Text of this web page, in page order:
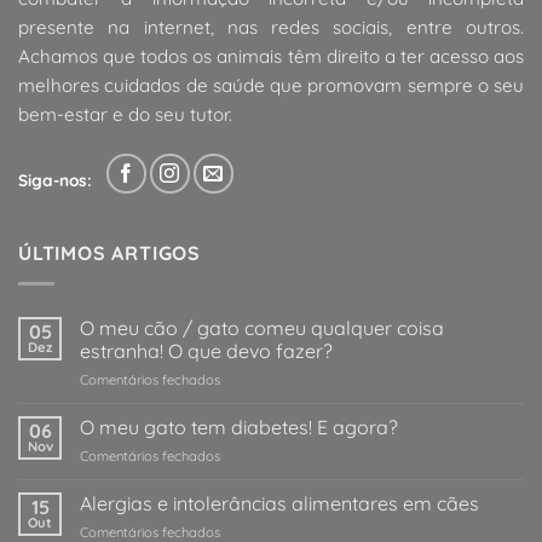
presente na internet, nas redes sociais, entre outros.
Achamos que todos os animais têm direito a ter acesso aos
melhores cuidados de saúde que promovam sempre o seu
bem-estar e do seu tutor.
Siga-nos:
ÚLTIMOS ARTIGOS
05
Dez
O meu cão / gato comeu qualquer coisa
estranha! O que devo fazer?
Comentários fechadosem
meu
cão
/
comeu
06
Nov
O meu gato tem diabetes! E agora?
Comentários fechadosem
meu
gato
tem
15
Out
Alergias e intolerâncias alimentares em cães
Comentários fechadosem